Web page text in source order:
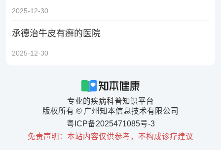
2025-12-30
承德治牛皮有癣的医院
2025-12-30
专业的疾病科普知识平台
版权所有 © 广州知本信息技术有限公司
粤ICP备2025471085号-3
免责声明：本站内容仅供参考，不构成诊疗建议